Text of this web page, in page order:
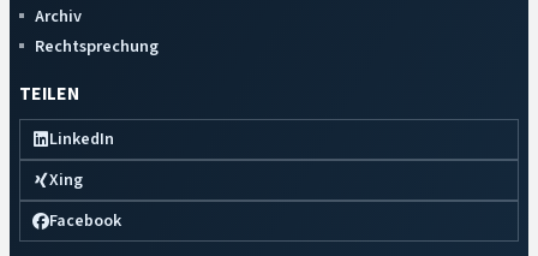
Archiv
Rechtsprechung
TEILEN
LinkedIn
Xing
Facebook